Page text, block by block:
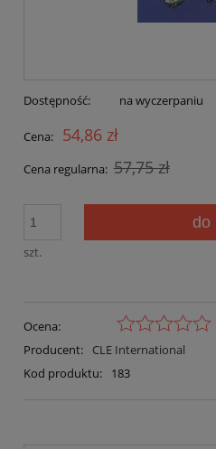
Dostępność: na wyczerpaniu
Cena: 54,86 zł
Cena regularna: 57,75 zł
szt.
do
Ocena:
Producent:
CLE International
Kod produktu:
183